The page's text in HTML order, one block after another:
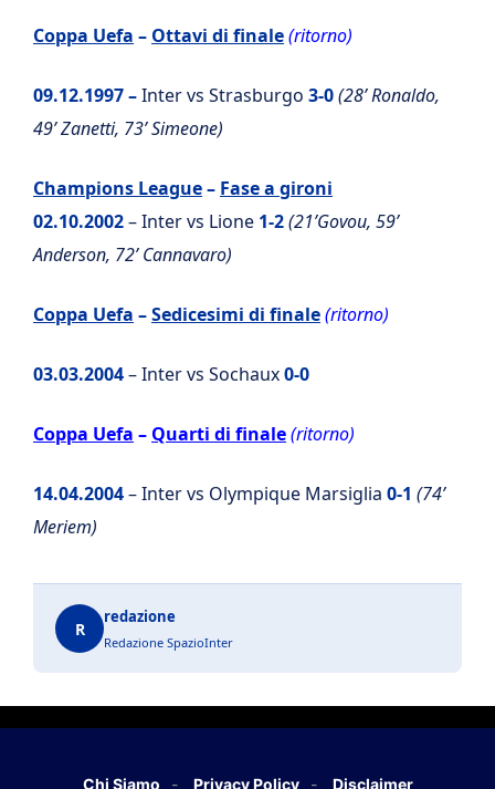
Coppa Uefa – Ottavi di finale(ritorno)
09.12.1997 –Inter vs Strasburgo 3-0(28’ Ronaldo,
49’ Zanetti, 73’ Simeone)
Champions League– Fase a gironi
02.10.2002– Inter vs Lione 1-2(21’Govou, 59’
Anderson, 72’ Cannavaro)
Coppa Uefa –Sedicesimi di finale(ritorno)
03.03.2004– Inter vs Sochaux0-0
Coppa Uefa – Quarti di finale(ritorno)
14.04.2004– Inter vs Olympique Marsiglia 0-1 (74’
Meriem)
R
redazione
Redazione SpazioInter
Chi Siamo Privacy Policy Disclaimer